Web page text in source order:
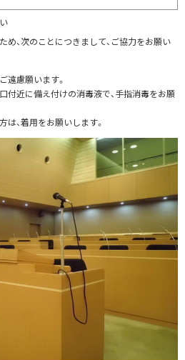
、次のことにつきまして、ご協力をお願い
遠慮願います。
口付近に備え付けの消毒液で、手指消毒をお願
は、着用をお願いします。